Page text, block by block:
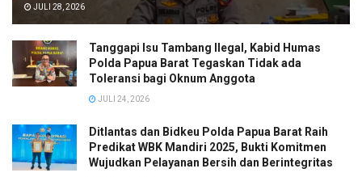
JULI 28, 2026
Tanggapi Isu Tambang Ilegal, Kabid Humas
Polda Papua Barat Tegaskan Tidak ada
Toleransi bagi Oknum Anggota
JULI 24, 2026
Ditlantas dan Bidkeu Polda Papua Barat Raih
Predikat WBK Mandiri 2025, Bukti Komitmen
Wujudkan Pelayanan Bersih dan Berintegritas